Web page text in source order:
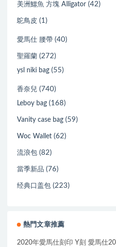
美洲鱷魚 方塊 Alligator (42)
鴕鳥皮 (1)
愛馬仕 腰帶 (40)
聖羅蘭 (272)
ysl niki bag (55)
香奈兒 (740)
Leboy bag (168)
Vanity case bag (59)
Woc Wallet (62)
流浪包 (82)
當季新品 (76)
经典口盖包 (223)
熱門文章推薦
2020年愛馬仕刻印 Y刻 愛馬仕